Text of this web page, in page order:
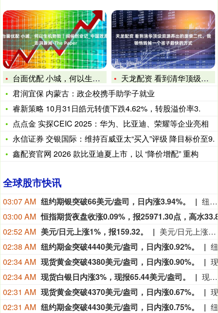
台面优配 小城，何以生机勃勃｜闽侯创业记_中国政库_澎湃新闻
天龙配资 看到清华顶级资源养出的废柴二代，我顿悟毁掉一个孩子
君润宜保 内蒙古：政企校携手助学子就业
睿新策略 10月31日皓元转债下跌4.62%，转股溢价率3.
点点金 实探CEIC 2025：华为、比亚迪、荣耀等企业亮相
永信证券 交银国际：维持百威亚太“买入”评级 降目标价至9.
鑫配资官网 2026 款比亚迪夏上市，以 “降价增配” 重构
全球股市快讯
03:07 AM 纽约期银突破66美元/盎司，日内涨3.94%。
纽约期银突破66美元/盎司，日内涨3.94%。
03:00 AM
02:52 AM 美元/日元上涨1%，报159.32。
美元/日元上涨1%，报159.32。
02:38 AM 纽约期金突破4440美元/盎司，日内涨0.92%。
02:34 AM 现货黄金突破4380美元/盎司，日内涨0.90%。
02:34 AM 现货白银日内涨3%，现报65.44美元/盎司。
现货白银日内涨3%，现报65.44美元/盎司。
02:31 AM 现货黄金突破4370美元/盎司，日内涨0.67%。
02:31 AM 纽约期金突破4430美元/盎司，日内涨0.75%。